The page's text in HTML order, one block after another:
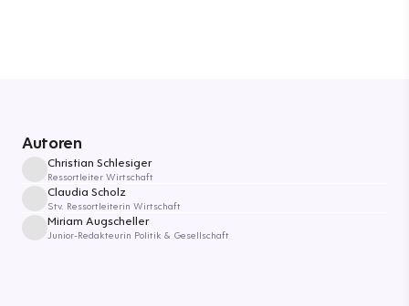
Autoren
Christian Schlesiger
Ressortleiter Wirtschaft
Claudia Scholz
Stv. Ressortleiterin Wirtschaft
Miriam Augscheller
Junior-Redakteurin Politik & Gesellschaft